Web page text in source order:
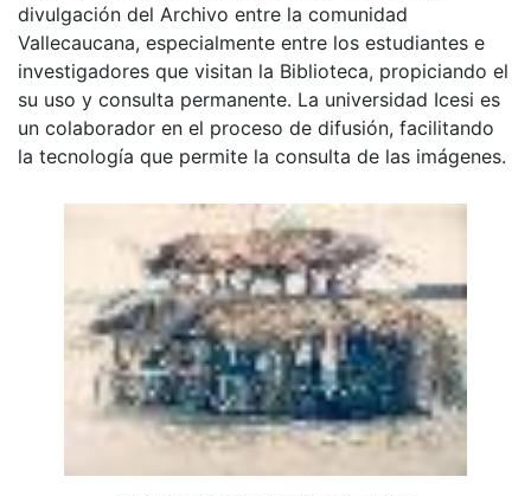
divulgación del Archivo entre la comunidad
Vallecaucana, especialmente entre los estudiantes e
investigadores que visitan la Biblioteca, propiciando el
su uso y consulta permanente. La universidad Icesi es
un colaborador en el proceso de difusión, facilitando
la tecnología que permite la consulta de las imágenes.